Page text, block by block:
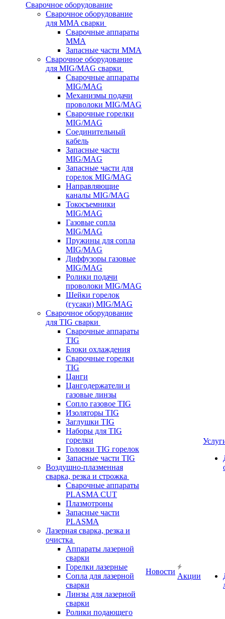
Сварочное оборудование
Сварочное оборудование
для MMA сварки
Сварочные аппараты
MMA
Запасные части MMA
Сварочное оборудование
для MIG/MAG сварки
Сварочные аппараты
MIG/MAG
Механизмы подачи
проволоки MIG/MAG
Сварочные горелки
MIG/MAG
Соединительный
кабель
Запасные части
MIG/MAG
Запасные части для
горелок MIG/MAG
Направляющие
каналы MIG/MAG
Токосъемники
MIG/MAG
Газовые сопла
MIG/MAG
Пружины для сопла
MIG/MAG
Диффузоры газовые
MIG/MAG
Ролики подачи
проволоки MIG/MAG
Шейки горелок
(гусаки) MIG/MAG
Сварочное оборудование
для TIG сварки
Сварочные аппараты
TIG
Блоки охлаждения
Сварочные горелки
TIG
Цанги
Цангодержатели и
газовые линзы
Сопло газовое TIG
Изоляторы TIG
Заглушки TIG
Наборы для TIG
горелки
Головки TIG горелок
Запасные части TIG
Воздушно-плазменная
сварка, резка и строжка
Сварочные аппараты
PLASMA CUT
Плазмотроны
Запасные части
PLASMA
Лазерная сварка, резка и
очистка
Аппараты лазерной
сварки
Горелки лазерные
Сопла для лазерной
сварки
Линзы для лазерной
сварки
Ролики подающего
Новости
Акции